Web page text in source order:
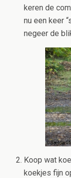
keren de
nu een keer
negeer de
Koop wat
koekjes fijn